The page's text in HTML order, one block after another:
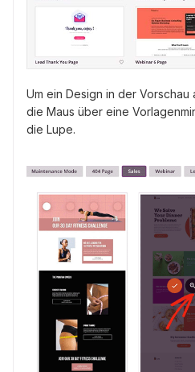
Um ein Design in der
die Maus über eine
die Lupe.